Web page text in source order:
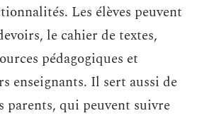
Les élèves peuvent
le cahier de textes,
pédagogiques et
enseignants. Il sert aussi de
parents, qui peuvent suivre